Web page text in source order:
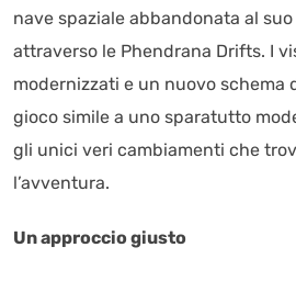
nave spaziale abbandonata al
attraverso le Phendrana Drifts. I
modernizzati e un nuovo schema
gioco simile a uno sparatutto
gli unici veri cambiamenti che
l’avventura.
Un approccio giusto